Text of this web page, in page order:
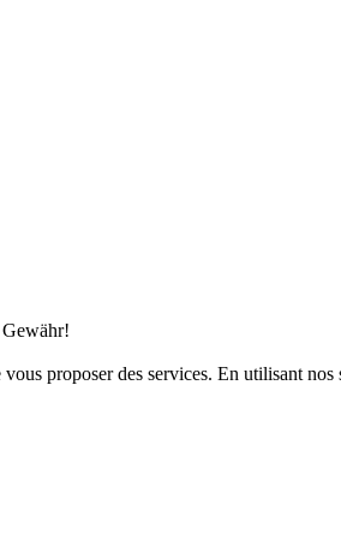
proposer des services. En utilisant